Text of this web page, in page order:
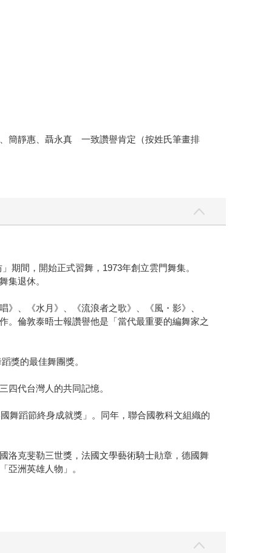
簡靜惠、聶永真 一致讚譽肯定（按姓氏筆畫排
期間，開始正式習舞，1973年創立雲門舞集。
集退休。
、《水月》、《流浪者之歌》、《風・影》、
。倫敦泰晤士報讚譽他是「當代最重要的編舞家之
獎的最佳舞團獎。
四代台灣人的共同記憶。
舞蹈節終身成就獎」。同年，聯合國教科文組織的
洛克斐勒三世獎，法國文學藝術騎士勛章，德國舞
亞洲英雄人物」。